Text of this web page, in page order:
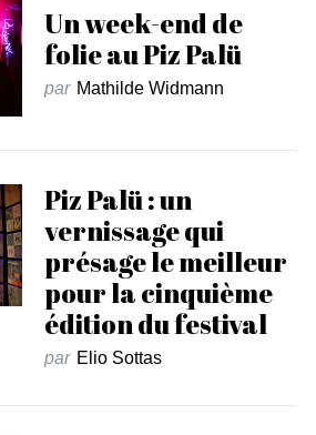
Un week-end de
folie au Piz Palü
par Mathilde Widmann
Piz Palü : un
vernissage qui
présage le meilleur
pour la cinquième
édition du festival
par Elio Sottas